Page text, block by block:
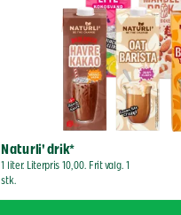
Naturli' drik*
1 liter. Literpris 10,00. Frit valg. 1
stk.